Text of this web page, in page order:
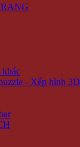
khác
- Xếp hình 3D